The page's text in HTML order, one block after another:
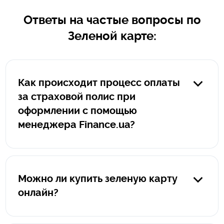
Ответы на частые вопросы по
Зеленой карте:
Как происходит процесс оплаты
за страховой полис при
оформлении с помощью
менеджера Finance.ua?
Finance.ua оплата за такой полис производиться
Прямую ссылку на оплату формирует менеджер
Finance.ua, ссылка всегда начинается исключительно
на portmone.com ваши данные защищены и не
Можно ли купить зеленую карту
онлайн?